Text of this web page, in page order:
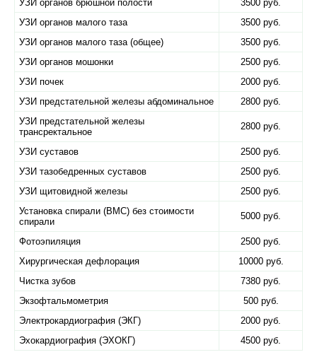
УЗИ органов брюшной полости
3500 руб.
УЗИ органов малого таза
3500 руб.
УЗИ органов малого таза (общее)
3500 руб.
УЗИ органов мошонки
2500 руб.
УЗИ почек
2000 руб.
УЗИ предстательной железы абдоминальное
2800 руб.
УЗИ предстательной железы
трансректальное
2800 руб.
УЗИ суставов
2500 руб.
УЗИ тазобедренных суставов
2500 руб.
УЗИ щитовидной железы
2500 руб.
Установка спирали (ВМС) без стоимости
спирали
5000 руб.
Фотоэпиляция
2500 руб.
Хирургическая дефлорация
10000 руб.
Чистка зубов
7380 руб.
Экзофтальмометрия
500 руб.
Электрокардиография (ЭКГ)
2000 руб.
Эхокардиография (ЭХОКГ)
4500 руб.